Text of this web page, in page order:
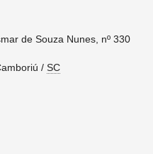
de Souza Nunes, nº 330
/ SC